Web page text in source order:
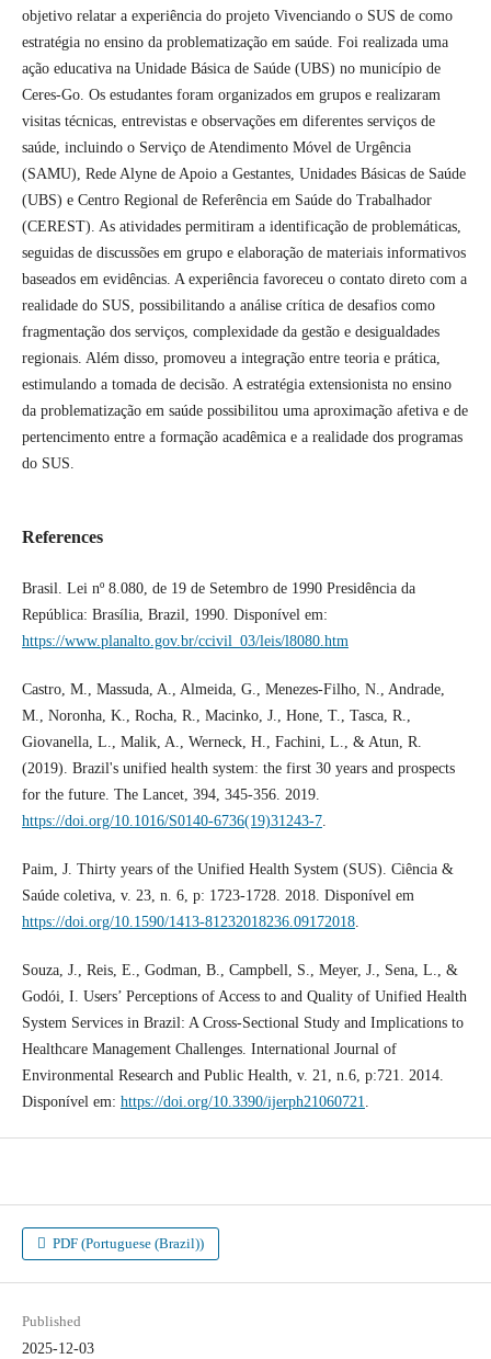
objetivo relatar a experiência do projeto Vivenciando o SUS de como
estratégia no ensino da problematização em saúde. Foi realizada uma
ação educativa na Unidade Básica de Saúde (UBS) no município de
Ceres-Go. Os estudantes foram organizados em grupos e realizaram
visitas técnicas, entrevistas e observações em diferentes serviços de
saúde, incluindo o Serviço de Atendimento Móvel de Urgência
(SAMU), Rede Alyne de Apoio a Gestantes, Unidades Básicas de Saúde
(UBS) e Centro Regional de Referência em Saúde do Trabalhador
(CEREST). As atividades permitiram a identificação de problemáticas,
seguidas de discussões em grupo e elaboração de materiais informativos
baseados em evidências. A experiência favoreceu o contato direto com a
realidade do SUS, possibilitando a análise crítica de desafios como
fragmentação dos serviços, complexidade da gestão e desigualdades
regionais. Além disso, promoveu a integração entre teoria e prática,
estimulando a tomada de decisão. A estratégia extensionista no ensino
da problematização em saúde possibilitou uma aproximação afetiva e de
pertencimento entre a formação acadêmica e a realidade dos programas
do SUS.
References
Brasil. Lei nº 8.080, de 19 de Setembro de 1990 Presidência da
República: Brasília, Brazil, 1990. Disponível em:
https://www.planalto.gov.br/ccivil_03/leis/l8080.htm
Castro, M., Massuda, A., Almeida, G., Menezes-Filho, N., Andrade,
M., Noronha, K., Rocha, R., Macinko, J., Hone, T., Tasca, R.,
Giovanella, L., Malik, A., Werneck, H., Fachini, L., & Atun, R.
(2019). Brazil's unified health system: the first 30 years and prospects
for the future. The Lancet, 394, 345-356. 2019.
https://doi.org/10.1016/S0140-6736(19)31243-7.
Paim, J. Thirty years of the Unified Health System (SUS). Ciência &
Saúde coletiva, v. 23, n. 6, p: 1723-1728. 2018. Disponível em
https://doi.org/10.1590/1413-81232018236.09172018.
Souza, J., Reis, E., Godman, B., Campbell, S., Meyer, J., Sena, L., &
Godói, I. Users’ Perceptions of Access to and Quality of Unified Health
System Services in Brazil: A Cross-Sectional Study and Implications to
Healthcare Management Challenges. International Journal of
Environmental Research and Public Health, v. 21, n.6, p:721. 2014.
Disponível em: https://doi.org/10.3390/ijerph21060721.
PDF (Portuguese (Brazil))
Published
2025-12-03